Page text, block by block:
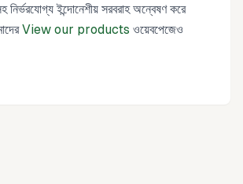
ইন্দোনেশীয় সরবরাহ অন্বেষণ করে
View our products ওয়েবপেজেও